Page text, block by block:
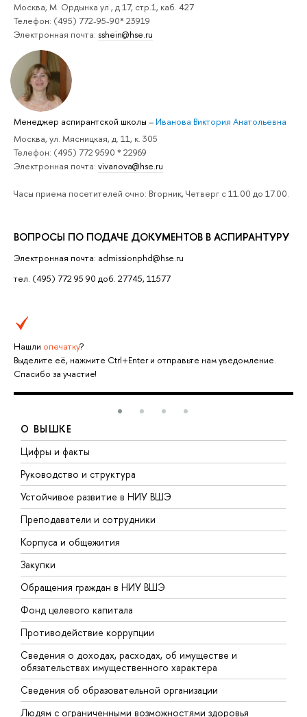
Москва, М. Ордынка ул., д.17, стр.1, каб. 427
Телефон: (495) 772-95-90* 23919
Электронная почта: sshein@hse.ru
Менеджер аспирантской школы – Иванова Виктория Анатольевна
Москва, ул. Мясницкая, д. 11, к. 305
Телефон: (495) 772 9590 * 22969
Электронная почта: vivanova@hse.ru
Часы приема посетителей очно: Вторник, Четверг с 11.00 до 17.00.
ВОПРОСЫ ПО ПОДАЧЕ ДОКУМЕНТОВ В АСПИРАНТУРУ
Электронная почта: admissionphd@hse.ru
тел. (495) 772 95 90 доб. 27745, 11577
Нашли опечатку?
Выделите её, нажмите Ctrl+Enter и отправьте нам уведомление.
Спасибо за участие!
О ВЫШКЕ
Цифры и факты
Руководство и структура
Устойчивое развитие в НИУ ВШЭ
Преподаватели и сотрудники
Корпуса и общежития
Закупки
Обращения граждан в НИУ ВШЭ
Фонд целевого капитала
Противодействие коррупции
Сведения о доходах, расходах, об имуществе и
обязательствах имущественного характера
Сведения об образовательной организации
Людям с ограниченными возможностями здоровья